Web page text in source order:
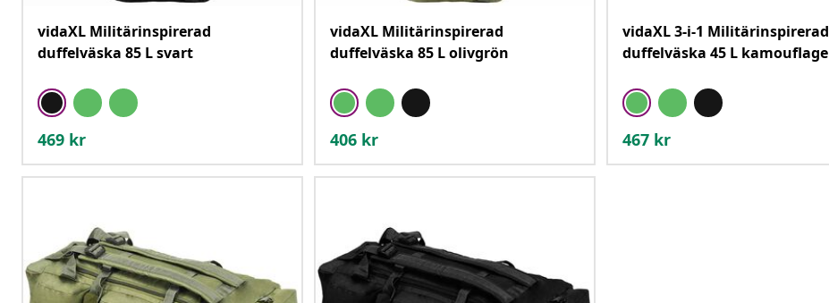
vidaXL Militärinspirerad
duffelväska 85 L svart
469 kr
vidaXL Militärinspirerad
duffelväska 85 L olivgrön
406 kr
vidaXL 3-i-1 Militärinspirerad
duffelväska 45 L kamouflage
467 kr